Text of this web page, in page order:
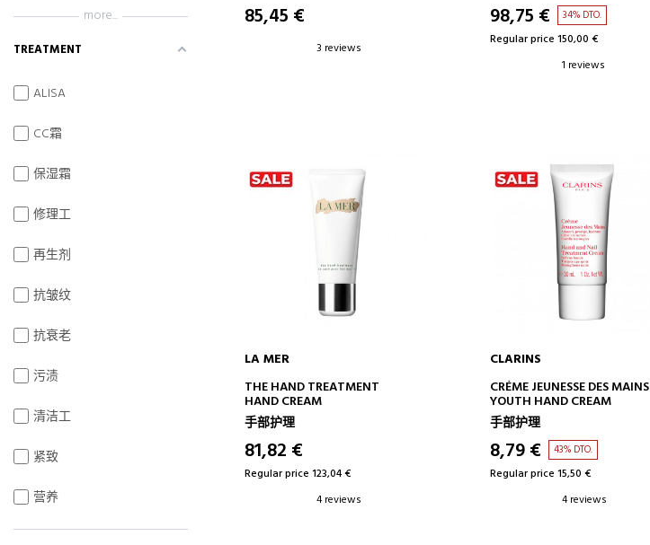
85,45 €
3 reviews
98,75 € 34% DTO.
Regular price 150,00 €
1 reviews
ADD TO CART
LA MER
THE HAND TREATMENT
HAND CREAM
手部护理
81,82 €
Regular price 123,04 €
4 reviews
ADD TO CART
CLARINS
CRÉME JEUNESSE DES MAINS
YOUTH HAND CREAM
手部护理
8,79 € 43% DTO.
Regular price 15,50 €
4 reviews
more...
TREATMENT
ALISA
CC霜
保湿霜
修理工
再生剂
抗皱纹
抗衰老
污渍
清洁工
紧致
营养